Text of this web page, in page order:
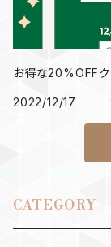
お得な20%OFFク
2022/12/17
CATEGORY